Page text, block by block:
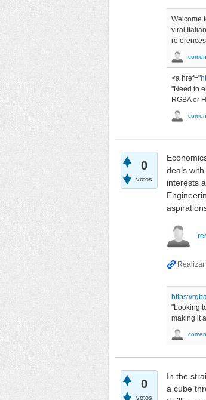
Welcome
viral
<a href="
"Need to
RGBA or
0
votos
deals
interests
https://
"Looking
making it
0
votos
In the
a cube